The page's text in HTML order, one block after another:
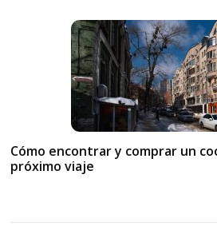
Cómo encontrar y comprar un
próximo viaje